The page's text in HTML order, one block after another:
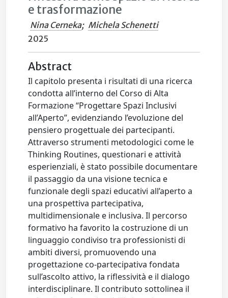
e trasformazione
Nina Cerneka; Michela Schenetti
2025
Abstract
Il capitolo presenta i risultati di una ricerca
condotta all’interno del Corso di Alta
Formazione “Progettare Spazi Inclusivi
all’Aperto”, evidenziando l’evoluzione del
pensiero progettuale dei partecipanti.
Attraverso strumenti metodologici come le
Thinking Routines, questionari e attività
esperienziali, è stato possibile documentare
il passaggio da una visione tecnica e
funzionale degli spazi educativi all’aperto a
una prospettiva partecipativa,
multidimensionale e inclusiva. Il percorso
formativo ha favorito la costruzione di un
linguaggio condiviso tra professionisti di
ambiti diversi, promuovendo una
progettazione co-partecipativa fondata
sull’ascolto attivo, la riflessività e il dialogo
interdisciplinare. Il contributo sottolinea il